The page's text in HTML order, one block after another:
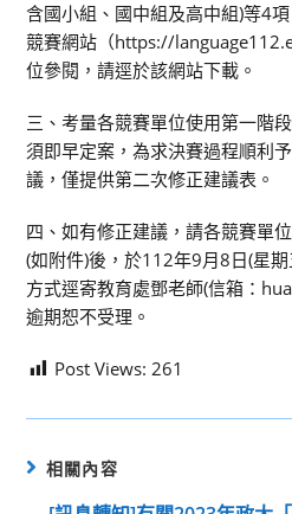
含國小組、國中組及高中組)等4
競賽網站（https://
位參閱，請逕於該網站下載。
三、考量各競賽單位使用第一階
須即早定案，為求決賽過程順利
議，僅提供第二次修正建議表。
四、如有修正建議，請各競賽單
(如附件)後，於112年9月8日(星
方式逕寄教育處鄧老師(信箱：
逾期恕不受理。
Post Views: 261
相關內容